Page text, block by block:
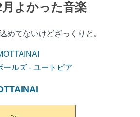
月よかった音楽
めてないけどざっくりと。
ールズ - ユートピア